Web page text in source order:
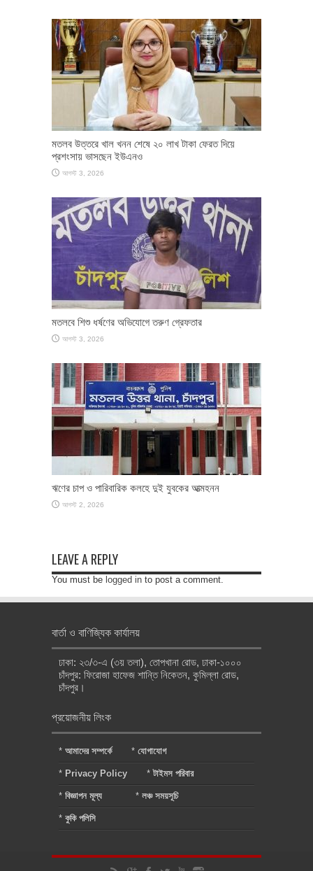
মতলব উত্তরে খাল খনন শেষে ২০ লাখ টাকা ফেরত দিয়ে
প্রশংসায় ভাসছেন ইউএনও
আগস্ট 3, 2026
মতলবে শিশু ধর্ষণের অভিযোগে তরুণ গ্রেফতার
আগস্ট 3, 2026
ঋণের চাপ ও পারিবারিক কলহে দুই যুবকের আত্মহনন
আগস্ট 2, 2026
LEAVE A REPLY
You must be logged in to post a comment.
বার্তা ও বাণিজ্যিক কার্যালয়
ঢাকা: ২৩/৩-এ (৩য় তলা), তোপখানা রোড, ঢাকা-১০০০
চাঁদপুর: ফিরোজা হাফেজ শান্তি নিকেতন, কুমিল্লা রোড,
চাঁদপুর।
প্রয়োজনীয় লিংক
* আমাদের সম্পর্কে * যোগাযোগ
* Privacy Policy *টাইমস পরিবার
* বিজ্ঞাপন মূল্য * লঞ্চ সময়সূচি
* কুকি পলিসি